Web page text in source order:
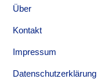
Über
Kontakt
Impressum
Datenschutzerklärung